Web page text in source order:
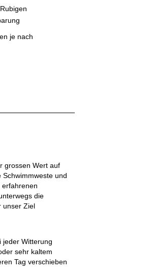
je nach
grossen Wert auf
Schwimmweste und
erfahrenen
die
unser Ziel
jeder Witterung
sehr kaltem
Tag verschieben